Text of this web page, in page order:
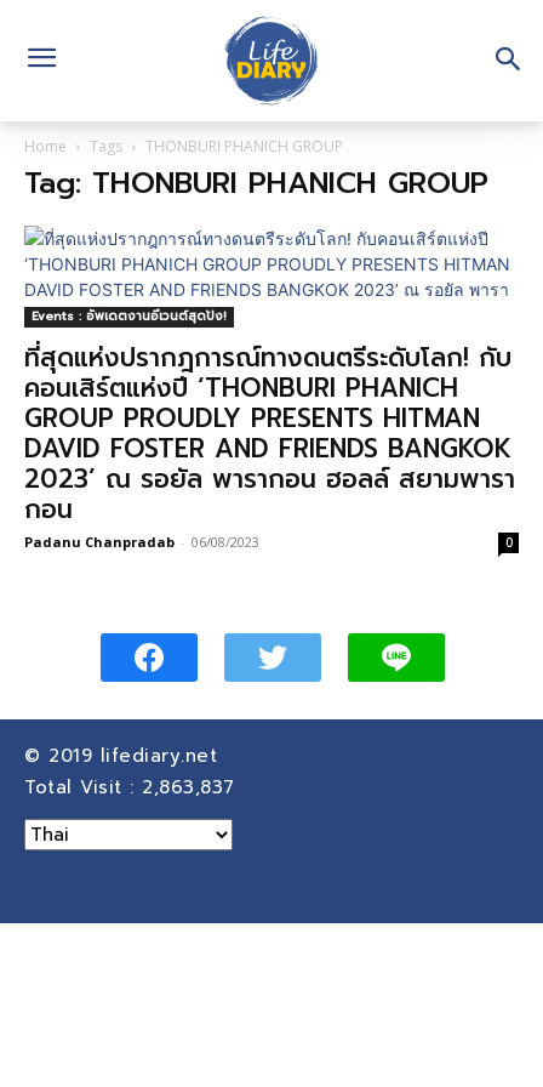
Home Tags THONBURI PHANICH GROUP
Tag: THONBURI PHANICH GROUP
Events : อัพเดตงานอีเวนต์สุดปัง!
ที่สุดแห่งปรากฎการณ์ทางดนตรีระดับโลก! กับ
คอนเสิร์ตแห่งปี ‘THONBURI PHANICH
GROUP PROUDLY PRESENTS HITMAN
DAVID FOSTER AND FRIENDS BANGKOK
2023’ ณ รอยัล พารากอน ฮอลล์ สยามพารา
กอน
Padanu Chanpradab - 06/08/2023 0
© 2019 lifediary.net
Total Visit : 2,863,837